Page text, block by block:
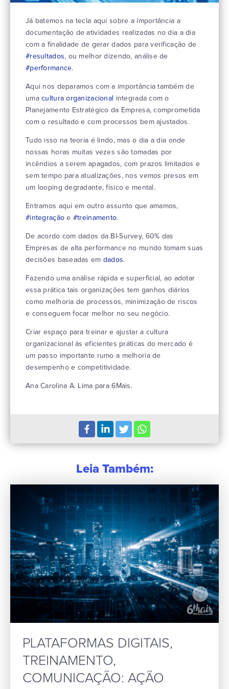
Já batemos na tecla aqui sobre a importância a
documentação de atividades realizadas no dia a dia
com a finalidade de gerar dados para verificação de
#resultados, ou melhor dizendo, análise de
#performance.
Aqui nos deparamos com a importância também de
umacultura organizacional
integrada com o
Planejamento Estratégico da Empresa, comprometida
com o resultado e com processos bem ajustados.
Tudo isso na teoria é lindo, mas o dia a dia onde
nossas horas muitas vezes são tomadas por
incêndios a serem apagados, com prazos limitados e
sem tempo para atualizações, nos vemos presos em
um looping degradante, físico e mental.
Entramos aqui em outro assunto que amamos,
#integração e #treinamento.
De acordo com dados da BI-Survey, 60% das
Empresas de alta performance no mundo tomam suas
decisões baseadas em dados.
Fazendo uma análise rápida e superficial, ao adotar
essa prática tais organizações tem ganhos diários
como melhoria de processos, minimização de riscos
e conseguem focar melhor no seu negócio.
Criar espaço para treinar e ajustar a cultura
organizacional às eficientes práticas do mercado é
um passo importante rumo a melhoria de
desempenho e competitividade.
Ana Carolina A. Lima para 6Mais.
Leia Também:
PLATAFORMAS DIGITAIS,
TREINAMENTO,
COMUNICAÇÃO: AÇÃO